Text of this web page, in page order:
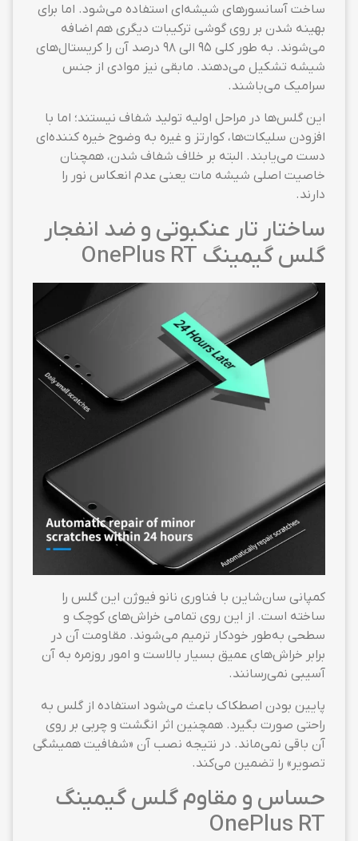
ساخت آسانسورهای شیشه‌ای استفاده می‌شود. اما برای
بهینه شدن بر روی گوشی ترکیبات دیگری هم اضافه
می‌شوند. به طور کلی ۹۵ الی ۹۸ درصد آن را کریستال‌های
شیشه تشکیل می‌دهند. مابقی نیز موادی از جنس
سرامیک می‌باشند.
این گلس‌ها در مراحل اولیه تولید شفاف نیستند؛ اما با
افزودن سلیکات‌ها، کوارتز و غیره به وضوح خیره کننده‌ای
دست می‌یابند. البته بر خلاف شفاف شدن، همچنان
خاصیت اصلی شیشه مات یعنی عدم انعکاس نور را
دارند.
ساختار تار عنکبوتی و ضد انفجار
گلس گیمینگ OnePlus RT
کمپانی سان‌شاین با فناوری نانو فیوژن این گلس را
ساخته است. از این روی تمامی خراش‌های کوچک و
سطحی به‌طور خودکار ترمیم می‌شوند. مقاومت آن در
برابر خراش‌های عمیق بسیار بالاست و امور روزمره به آن
آسیبی نمی‌رسانند.
پایین بودن اصطکاک باعث می‌شود استفاده از گلس به
راحتی صورت بگیرد. همچنین اثر انگشت و چربی بر روی
آن باقی نمی‌ماند. در نتیجه نصب آن «شفافیت همیشگی
تصویر» را تضمین می‌کند.
حساس و مقاوم گلس گیمینگ
OnePlus RT